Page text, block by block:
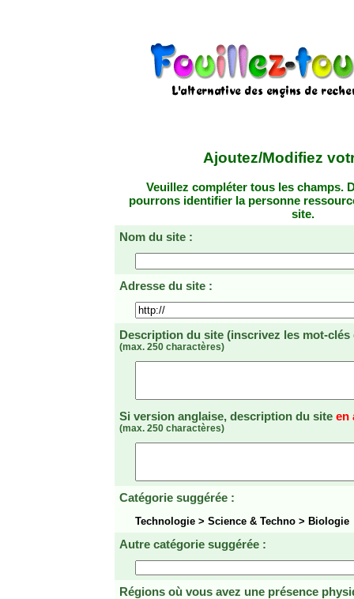
Ajoutez/Modifiez
Veuillez compléter tous les champs.
pourrons identifier la personne
site.
Nom du site :
Adresse du site :
Description du site (inscrivez les mot-
(max. 250 charactères)
Si version anglaise, description du site en
(max. 250 charactères)
Catégorie suggérée :
Technologie > Science & Techno > Biologie
Autre catégorie suggérée :
Régions où vous avez une présence